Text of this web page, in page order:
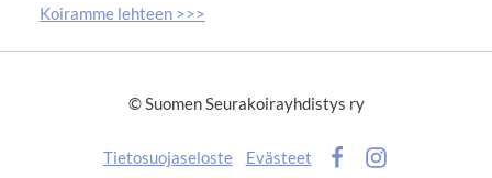
Koiramme lehteen >>>
©Suomen Seurakoirayhdistys ry
Tietosuojaseloste
Evästeet